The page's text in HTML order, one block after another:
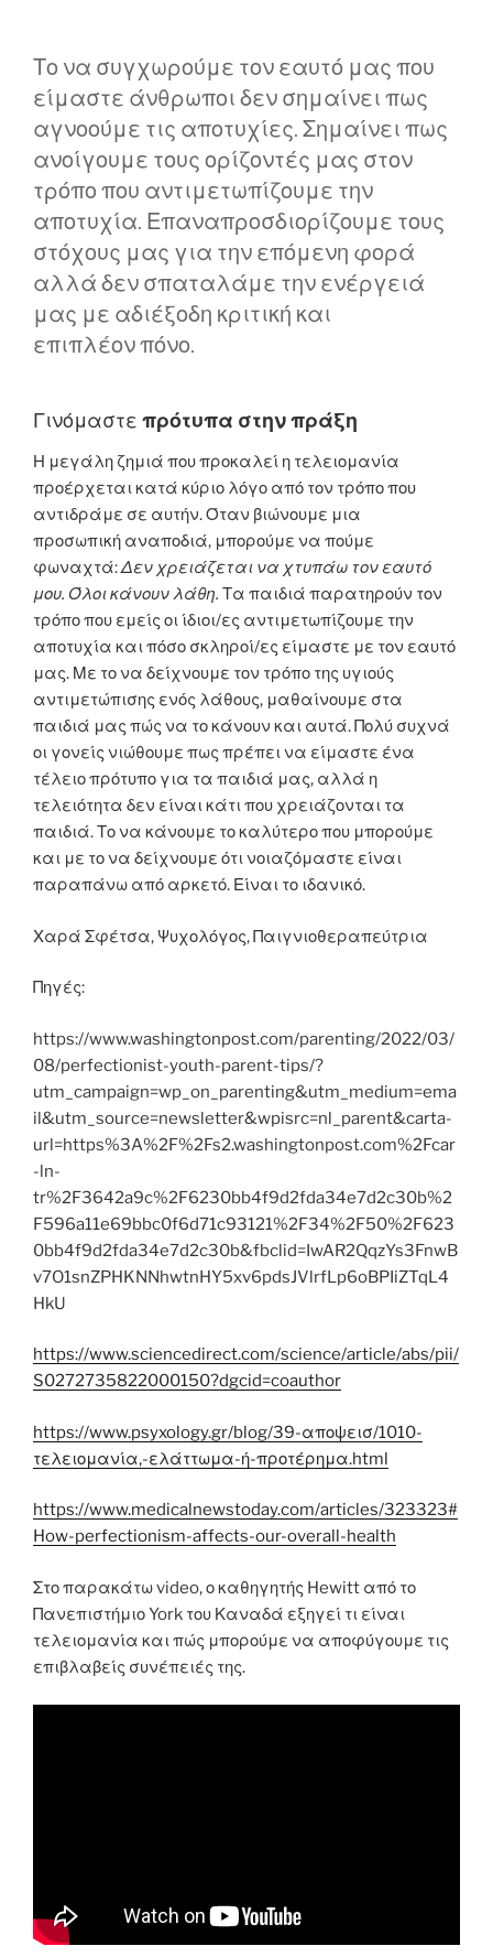
Το να συγχωρούμε τον εαυτό μας που
είμαστε άνθρωποι δεν σημαίνει πως
αγνοούμε τις αποτυχίες. Σημαίνει πως
ανοίγουμε τους ορίζοντές μας στον
τρόπο που αντιμετωπίζουμε την
αποτυχία. Επαναπροσδιορίζουμε τους
στόχους μας για την επόμενη φορά
αλλά δεν σπαταλάμε την ενέργειά
μας με αδιέξοδη κριτική και
επιπλέον πόνο.
Γινόμαστε πρότυπα στην πράξη
Η μεγάλη ζημιά που προκαλεί η τελειομανία
προέρχεται κατά κύριο λόγο από τον τρόπο που
αντιδράμε σε αυτήν. Όταν βιώνουμε μια
προσωπική αναποδιά, μπορούμε να πούμε
φωναχτά:Δεν χρειάζεται να χτυπάω τον εαυτό
μου. Όλοι κάνουν λάθη. Τα παιδιά παρατηρούν τον
τρόπο που εμείς οι ίδιοι/ες αντιμετωπίζουμε την
αποτυχία και πόσο σκληροί/ες είμαστε με τον εαυτό
μας. Με το να δείχνουμε τον τρόπο της υγιούς
αντιμετώπισης ενός λάθους, μαθαίνουμε στα
παιδιά μας πώς να το κάνουν και αυτά. Πολύ συχνά
οι γονείς νιώθουμε πως πρέπει να είμαστε ένα
τέλειο πρότυπο για τα παιδιά μας, αλλά η
τελειότητα δεν είναι κάτι που χρειάζονται τα
παιδιά. Το να κάνουμε το καλύτερο που μπορούμε
και με το να δείχνουμε ότι νοιαζόμαστε είναι
παραπάνω από αρκετό. Είναι το ιδανικό.
Χαρά Σφέτσα, Ψυχολόγος, Παιγνιοθεραπεύτρια
Πηγές:
https://www.washingtonpost.com/parenting/2022/03/
08/perfectionist-youth-parent-tips/?
utm_campaign=wp_on_parenting&utm_medium=ema
il&utm_source=newsletter&wpisrc=nl_parent&carta-
url=https%3A%2F%2Fs2.washingtonpost.com%2Fcar
-ln-
tr%2F3642a9c%2F6230bb4f9d2fda34e7d2c30b%2
F596a11e69bbc0f6d71c93121%2F34%2F50%2F623
0bb4f9d2fda34e7d2c30b&fbclid=IwAR2QqzYs3FnwB
v7O1snZPHKNNhwtnHY5xv6pdsJVlrfLp6oBPIiZTqL4
HkU
https://www.sciencedirect.com/science/article/abs/pii/
S0272735822000150?dgcid=coauthor
https://www.psyxology.gr/blog/39-αποψεισ/1010-
τελειομανία,-ελάττωμα-ή-προτέρημα.html
https://www.medicalnewstoday.com/articles/323323#
How-perfectionism-affects-our-overall-health
Στο παρακάτω video, ο καθηγητής Hewitt από το
Πανεπιστήμιο York του Καναδά εξηγεί τι είναι
τελειομανία και πώς μπορούμε να αποφύγουμε τις
επιβλαβείς συνέπειές της.